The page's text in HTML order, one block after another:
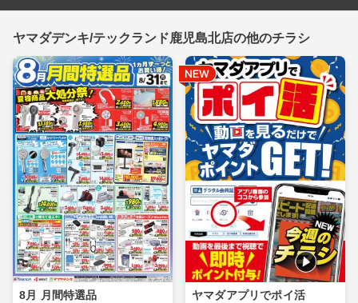
ヤマダデンキ/テックランド鹿児島北店の他のチラシ
8月 月間特選品 ヤマダアプリでポイ活